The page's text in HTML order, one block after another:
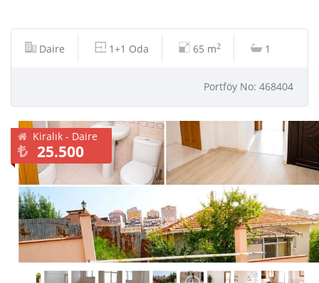
Daire 1+1 Oda 65 m2 1
Portföy No: 468404
Kiralık - Daire
25.500